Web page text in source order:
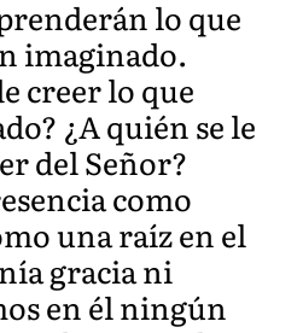
lo que
imaginado.
creer lo que
¿A quién se le
del Señor?
como
una raíz en el
gracia ni
en él ningún